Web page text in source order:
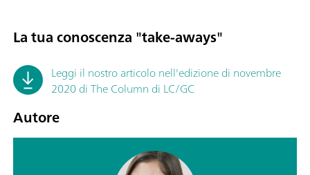
La tua conoscenza "take-aways"
Leggi il nostro articolo nell'edizione di novembre
2020 di The Column di LC/GC
Autore